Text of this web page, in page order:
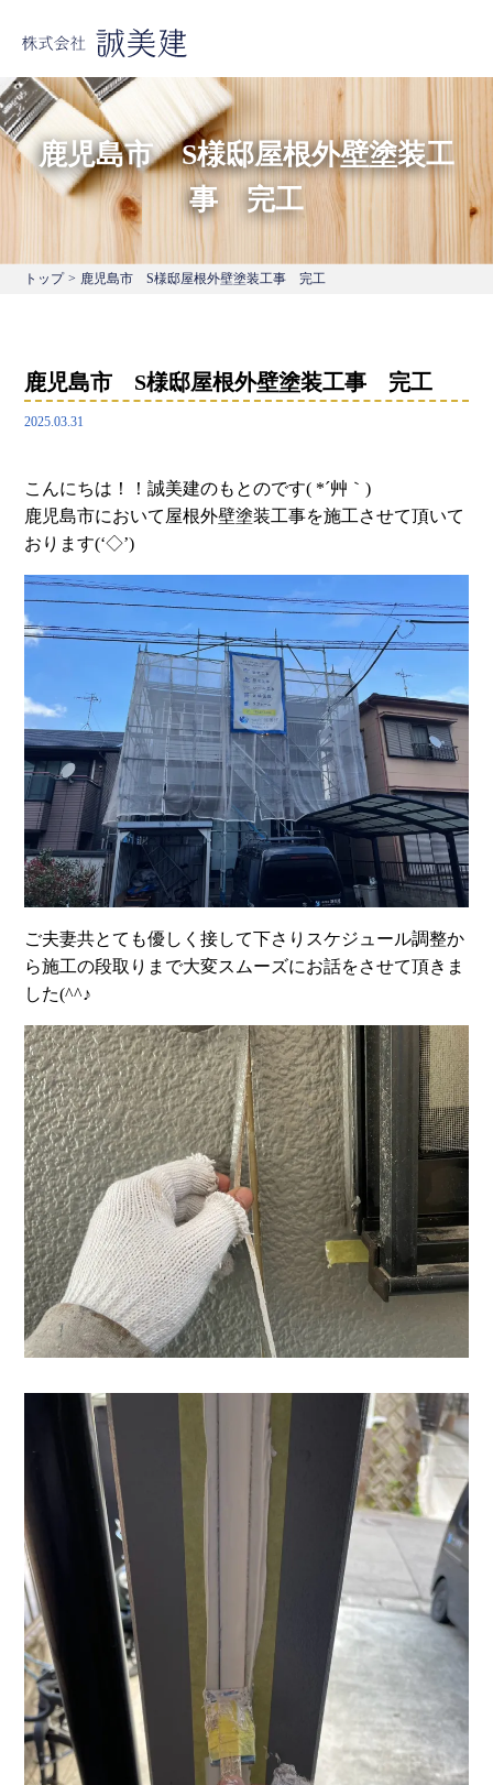
鹿児島市 S様邸屋根外壁塗装工
事 完工
トップ > 鹿児島市 S様邸屋根外壁塗装工事 完工
鹿児島市 S様邸屋根外壁塗装工事 完工
2025.03.31
こんにちは！！誠美建のもとのです( *´艸｀)
鹿児島市において屋根外壁塗装工事を施工させて頂いて
おります(‘◇’)ゞ
ご夫妻共とても優しく接して下さりスケジュール調整か
ら施工の段取りまで大変スムーズにお話をさせて頂きま
した(^^♪